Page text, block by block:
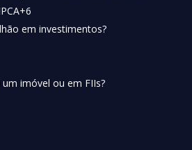
em investimentos?
imóvel ou em FIIs?